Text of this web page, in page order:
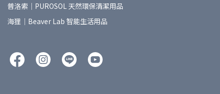
普洛索｜PUROSOL 天然環保清潔用品
海狸｜Beaver Lab 智能生活用品